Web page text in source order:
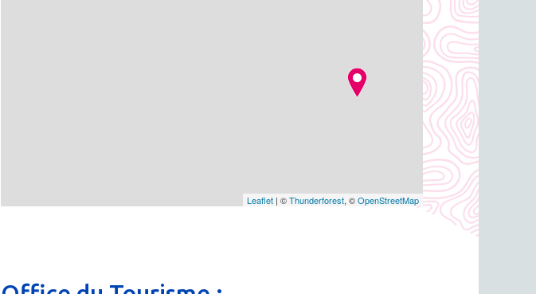
Leaflet| ©Thunderforest, ©OpenStreetMap